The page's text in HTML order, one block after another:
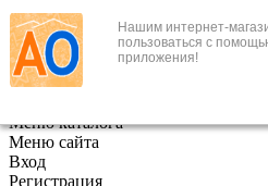
Нашим интернет-
пользоваться с
приложения!
+7 (495) 646-888-1
В корзине
Меню каталога
Меню сайта
Вход
Регистрация